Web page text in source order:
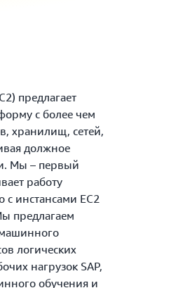
предлагает
с более чем
хранилищ, сетей,
должное
Мы – первый
работу
с инстансами EC2
предлагаем
логических
нагрузок SAP,
обучения и